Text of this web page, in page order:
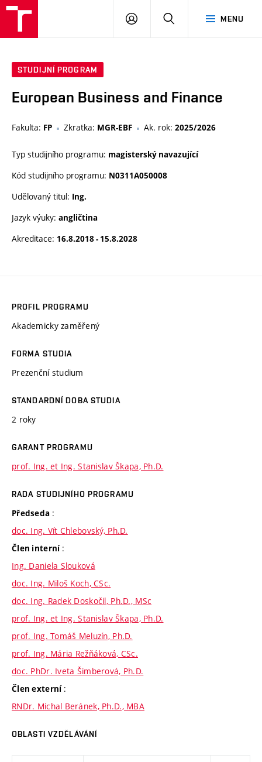
MENU
PŘIHLÁSIT
STUDIJNÍ PROGRAM
European Business and Finance
Fakulta: FP Zkratka: MGR-EBF Ak. rok: 2025/2026
Typ studijního programu: magisterský navazující
Kód studijního programu: N0311A050008
Udělovaný titul: Ing.
Jazyk výuky: angličtina
Akreditace: 16.8.2018 - 15.8.2028
PROFIL PROGRAMU
Akademicky zaměřený
FORMA STUDIA
Prezenční studium
STANDARDNÍ DOBA STUDIA
2 roky
GARANT PROGRAMU
prof. Ing. et Ing. Stanislav Škapa, Ph.D.
RADA STUDIJNÍHO PROGRAMU
Předseda :
doc. Ing. Vít Chlebovský, Ph.D.
Člen interní :
Ing. Daniela Slouková
doc. Ing. Miloš Koch, CSc.
doc. Ing. Radek Doskočil, Ph.D., MSc
prof. Ing. et Ing. Stanislav Škapa, Ph.D.
prof. Ing. Tomáš Meluzín, Ph.D.
prof. Ing. Mária Režňáková, CSc.
doc. PhDr. Iveta Šimberová, Ph.D.
Člen externí :
RNDr. Michal Beránek, Ph.D., MBA
OBLASTI VZDĚLÁVÁNÍ